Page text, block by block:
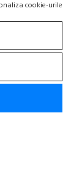
cookie-urile